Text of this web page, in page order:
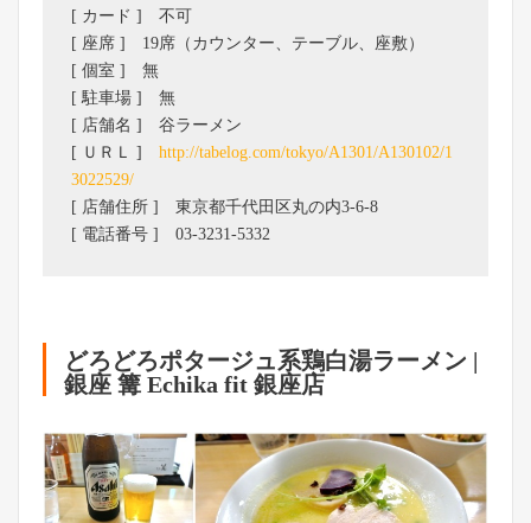
[ カード ] 不可
[ 座席 ] 19席（カウンター、テーブル、座敷）
[ 個室 ] 無
[ 駐車場 ] 無
[ 店舗名 ] 谷ラーメン
[ ＵＲＬ ] http://tabelog.com/tokyo/A1301/A130102/1
3022529/
[ 店舗住所 ] 東京都千代田区丸の内3-6-8
[ 電話番号 ] 03-3231-5332
どろどろポタージュ系鶏白湯ラーメン |
銀座 篝 Echika fit 銀座店